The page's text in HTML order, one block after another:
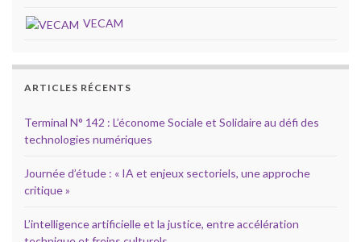
VECAM
ARTICLES RÉCENTS
Terminal N° 142 : L’économe Sociale et Solidaire au défi des
technologies numériques
Journée d’étude : « IA et enjeux sectoriels, une approche
critique »
L’intelligence artificielle et la justice, entre accélération